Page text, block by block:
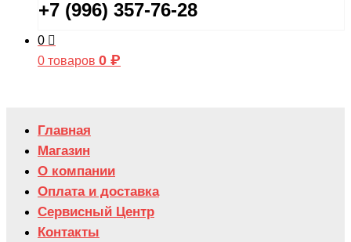
+7 (996) 357-76-28
0
0 товаров 0 ₽
Главная
Магазин
О компании
Оплата и доставка
Сервисный Центр
Контакты